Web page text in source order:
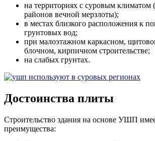
на территориях с суровым климатом
районов вечной мерзлоты);
в местах близкого расположения к
грунтовых вод;
при малоэтажном каркасном,
блочном, кирпичном строительстве;
на слабых грунтах.
Достоинства плиты
Строительство здания на основе УШП
преимущества: